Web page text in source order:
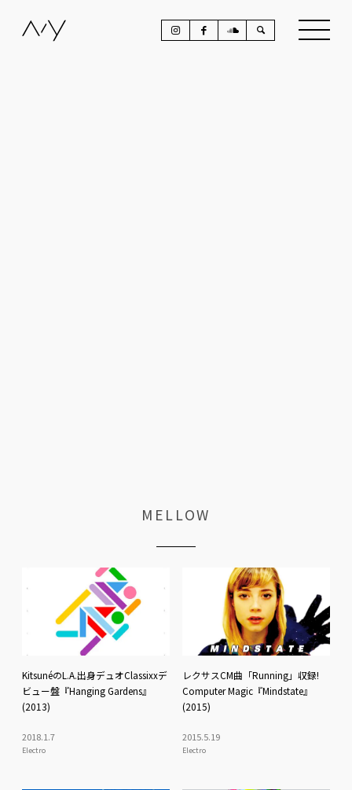
MELLOW
KitsunéのL.A.出身デュオClassixxデ
ビュー盤『Hanging Gardens』
(2013)
2018.1.7
Electro
レクサスCM曲「Running」収録!
Computer Magic『Mindstate』
(2015)
2015.5.19
Electro